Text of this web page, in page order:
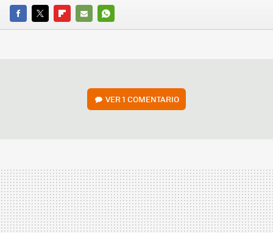
FACEBOOK
TWITTERFLIPBOARD
E-
WHATSAPP
VER1 COMENTARIO